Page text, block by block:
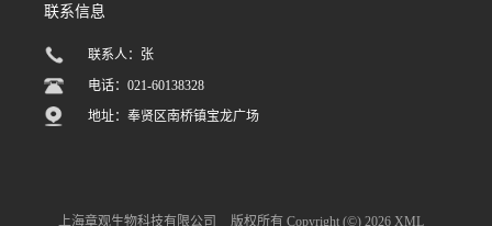
联系信息
联系人：张
电话：021-60138328
地址：奉贤区南桥镇宝龙广场
上海章观生物科技有限公司 版权所有 Copyright (©) 2026 XML